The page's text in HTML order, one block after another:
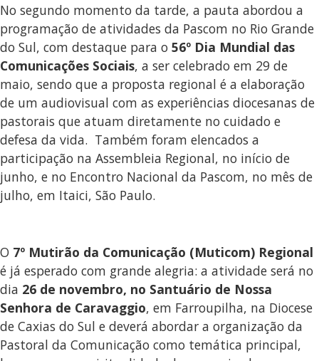
No segundo momento da tarde, a pauta abordou a
programação de atividades da Pascom no Rio Grande
do Sul, com destaque para o 56º Dia Mundial das
Comunicações Sociais, a ser celebrado em 29 de
maio, sendo que a proposta regional é a elaboração
de um audiovisual com as experiências diocesanas de
pastorais que atuam diretamente no cuidado e
defesa da vida. Também foram elencados a
participação na Assembleia Regional, no início de
junho, e no Encontro Nacional da Pascom, no mês de
julho, em Itaici, São Paulo.
O 7º Mutirão da Comunicação (Muticom) Regional
é já esperado com grande alegria: a atividade será no
dia 26 de novembro, no Santuário de Nossa
Senhora de Caravaggio, em Farroupilha, na Diocese
de Caxias do Sul e deverá abordar a organização da
Pastoral da Comunicação como temática principal,